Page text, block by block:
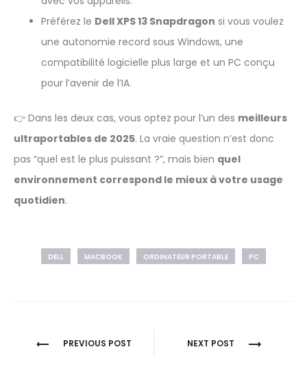
Préférez le Dell XPS 13 Snapdragon si vous voulez
une autonomie record sous Windows, une
compatibilité logicielle plus large et un PC conçu
pour l’avenir de l’IA.
👉 Dans les deux cas, vous optez pour l’un des meilleurs
ultraportables de 2025. La vraie question n’est donc
pas “quel est le plus puissant ?”, mais bien quel
environnement correspond le mieux à votre usage
quotidien.
DELL MACBOOK ORDINATEUR PORTABLE PC
Navigation
PREVIOUS POST NEXT POST